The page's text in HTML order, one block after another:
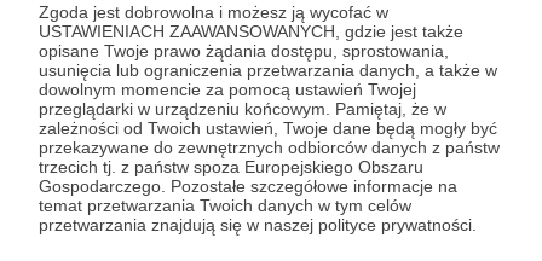
Zgoda jest dobrowolna i możesz ją wycofać w
USTAWIENIACH ZAAWANSOWANYCH, gdzie jest także
opisane Twoje prawo żądania dostępu, sprostowania,
usunięcia lub ograniczenia przetwarzania danych, a także w
dowolnym momencie za pomocą ustawień Twojej
przeglądarki w urządzeniu końcowym. Pamiętaj, że w
zależności od Twoich ustawień, Twoje dane będą mogły być
przekazywane do zewnętrznych odbiorców danych z państw
trzecich tj. z państw spoza Europejskiego Obszaru
Gospodarczego. Pozostałe szczegółowe informacje na
temat przetwarzania Twoich danych w tym celów
przetwarzania znajdują się w naszej polityce prywatności.
Dwie Lewe Ręce
Zobacz profil autora
Zobacz również